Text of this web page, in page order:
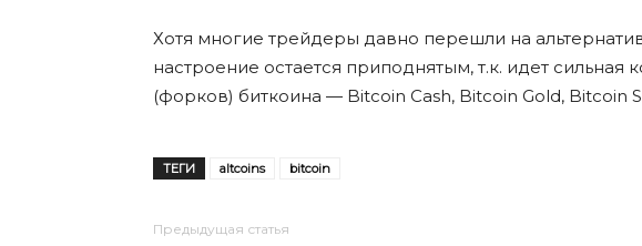
Хотя многие трейдеры давно перешли на
настроение остается приподнятым, т.к. идет сильная
(форков) биткоина — Bitcoin Cash, Bitcoin Gold, Bitcoin
ТЕГИ altcoins bitcoin
Предыдущая статья